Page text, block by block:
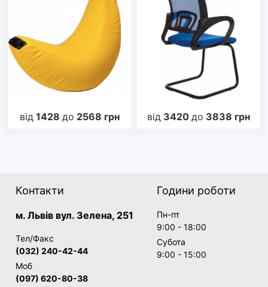
від 1428 до 2568 грн від 3420 до 3838 грн
Контакти
м. Львів вул. Зелена, 251
Тел/Факс
(032) 240-42-44
Моб
(097) 620-80-38
Години роботи
Пн-пт
9:00 - 18:00
Субота
9:00 - 15:00